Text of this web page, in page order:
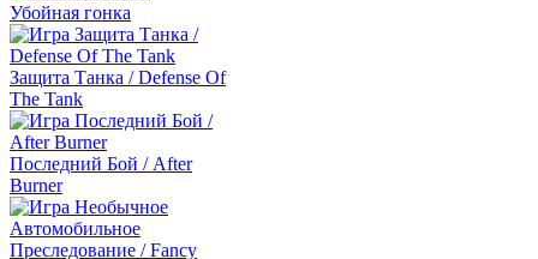
Убойная гонка
Защита Танка / Defense Of
The Tank
Последний Бой / After
Burner